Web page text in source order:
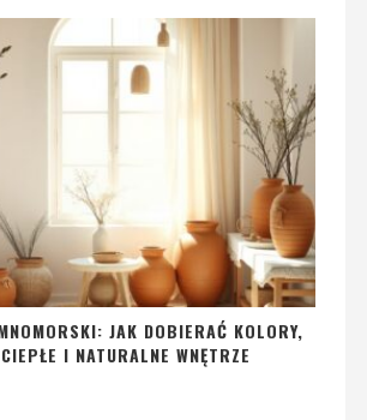
JAK DOBIERAĆ KOLORY,
I NATURALNE WNĘTRZE